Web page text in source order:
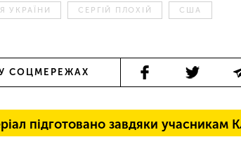
УКРАЇНИ СЕРГІЙ ПЛОХІЙ США
СОЦМЕРЕЖАХ
підготовано завдяки учасникам